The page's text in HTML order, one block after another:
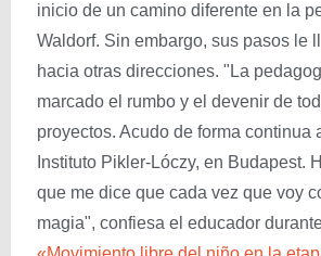
inicio de un camino diferente en la
Waldorf. Sin embargo, sus pasos le
hacia otras direcciones. "La
marcado el rumbo y el devenir de
proyectos. Acudo de forma continua
Instituto Pikler-Lóczy, en Budapest.
que me dice que cada vez que voy
magia", confiesa el educador